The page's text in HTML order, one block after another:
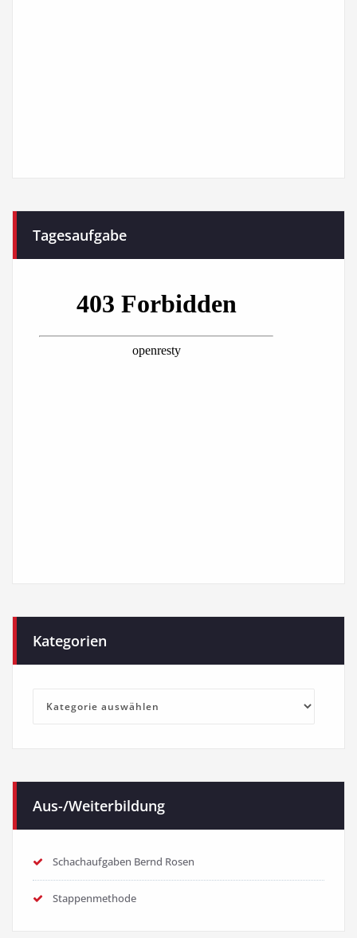
Tagesaufgabe
Kategorien
Kategorien
Aus-/Weiterbildung
Schachaufgaben Bernd Rosen
Stappenmethode